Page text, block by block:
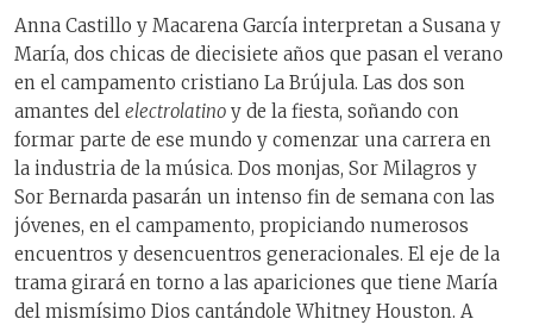
Anna Castillo y Macarena García interpretan a Susana y
María, dos chicas de diecisiete años que pasan el verano
en el campamento cristiano La Brújula. Las dos son
amantes del electrolatino y de la fiesta, soñando con
formar parte de ese mundo y comenzar una carrera en
la industria de la música. Dos monjas, Sor Milagros y
Sor Bernarda pasarán un intenso fin de semana con las
jóvenes, en el campamento, propiciando numerosos
encuentros y desencuentros generacionales. El eje de la
trama girará en torno a las apariciones que tiene María
del mismísimo Dios cantándole Whitney Houston. A